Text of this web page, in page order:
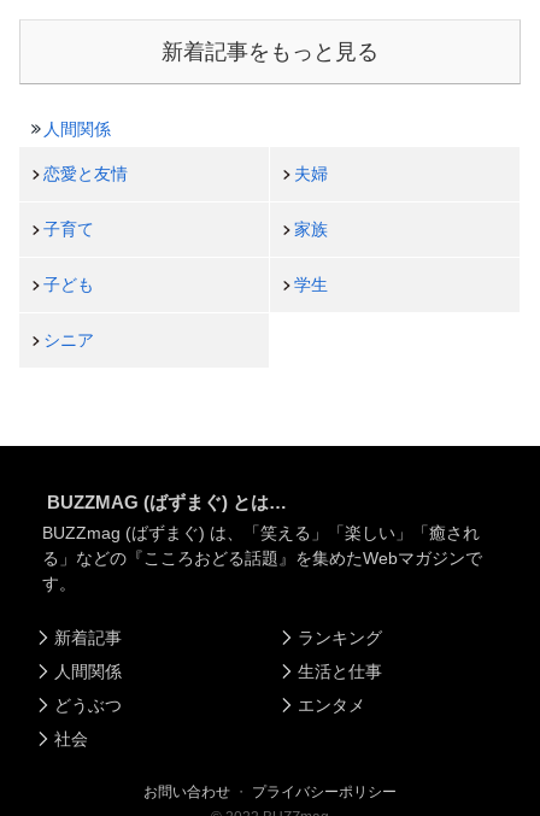
新着記事をもっと見る
人間関係
恋愛と友情 夫婦
子育て 家族
子ども 学生
シニア
BUZZMAG (ばずまぐ) とは…
BUZZmag (ばずまぐ) は、「笑える」「楽しい」「癒され
る」などの『こころおどる話題』を集めたWebマガジンで
す。
新着記事
人間関係
どうぶつ
社会
ランキング
生活と仕事
エンタメ
お問い合わせ ・ プライバシーポリシー